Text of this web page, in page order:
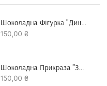
Шоколадна Фігурка "динозавр"
150,00 ₴
Шоколадна Прикраза "зайчик З Серцем"
150,00 ₴